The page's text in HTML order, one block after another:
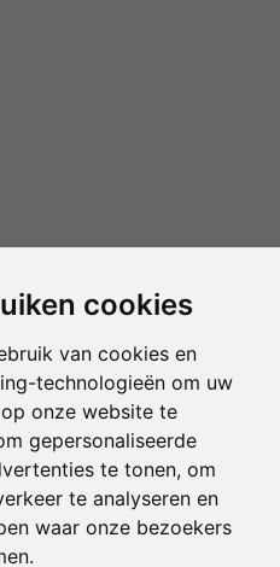
cookies
van cookies en
technologieën om uw
onze website te
gepersonaliseerde
te tonen, om
te analyseren en
waar onze bezoekers
cookies voorkeuren
u dealgemene voorwaarden van CBW